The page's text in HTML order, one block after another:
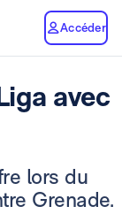
Accéder
avec
lors du
Grenade.